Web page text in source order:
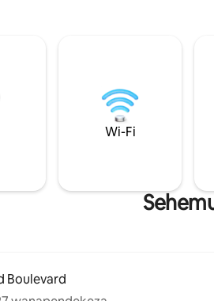
Wi-Fi
Boulevard